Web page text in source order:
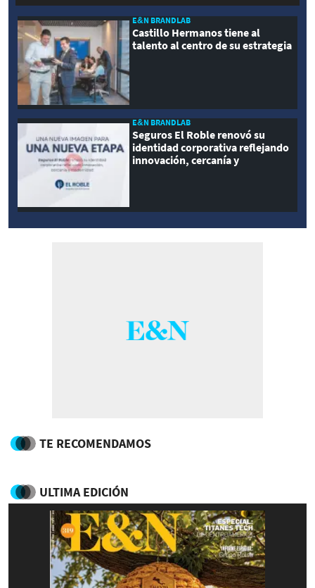
E&N BRANDLAB
Castillo Hermanos tiene al
talento al centro de su estrategia
E&N BRANDLAB
Seguros El Roble renovó su
identidad corporativa reflejando
innovación, cercanía y
TE RECOMENDAMOS
ULTIMA EDICIÓN